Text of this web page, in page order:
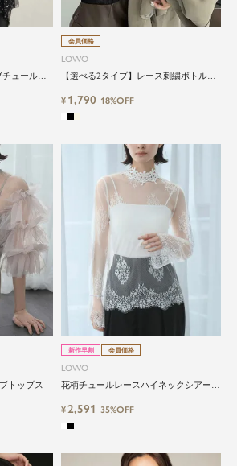
チュールト
会員価格
LOWO
【選べる2タイプ】レース刺繍ボトルネ
¥ 1,790 18%OFF
トップス
新作早割 会員価格
LOWO
花柄チュールレースハイネックシアーブ
¥2,591 35%OFF